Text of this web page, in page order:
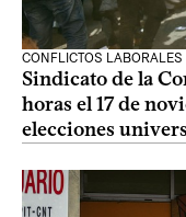
CONFLICTOS LABORALES
Sindicato de la
horas el 17 de
elecciones